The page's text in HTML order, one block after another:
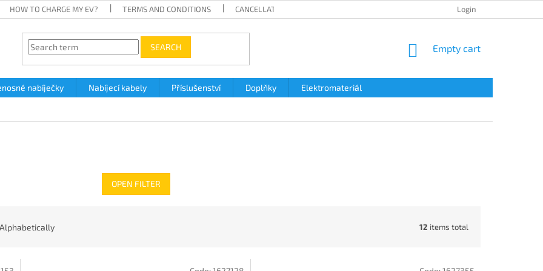
HOW TO CHARGE MY EV? TERMS AND CONDITIONS CANCELLATION POLICY PAYMENT METHOD
Login
SEARCH
SHOPPING
Empty cart
nabíječky Nabíjecí kabely Příslušenství Doplňky Elektromateriál
OPEN FILTER
Alphabetically 12 items total